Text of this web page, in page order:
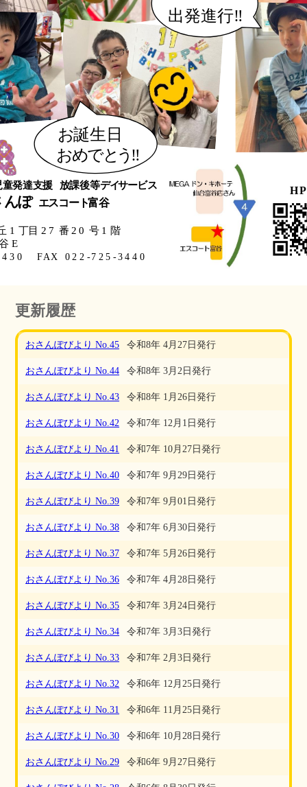
更新履歴
おさんぽびより No.45 令和8年 4月27日発行
おさんぽびより No.44 令和8年 3月2日発行
おさんぽびより No.43 令和8年 1月26日発行
おさんぽびより No.42 令和7年 12月1日発行
おさんぽびより No.41 令和7年 10月27日発行
おさんぽびより No.40 令和7年 9月29日発行
おさんぽびより No.39 令和7年 9月01日発行
おさんぽびより No.38 令和7年 6月30日発行
おさんぽびより No.37 令和7年 5月26日発行
おさんぽびより No.36 令和7年 4月28日発行
おさんぽびより No.35 令和7年 3月24日発行
おさんぽびより No.34 令和7年 3月3日発行
おさんぽびより No.33 令和7年 2月3日発行
おさんぽびより No.32 令和6年 12月25日発行
おさんぽびより No.31 令和6年 11月25日発行
おさんぽびより No.30 令和6年 10月28日発行
おさんぽびより No.29 令和6年 9月27日発行